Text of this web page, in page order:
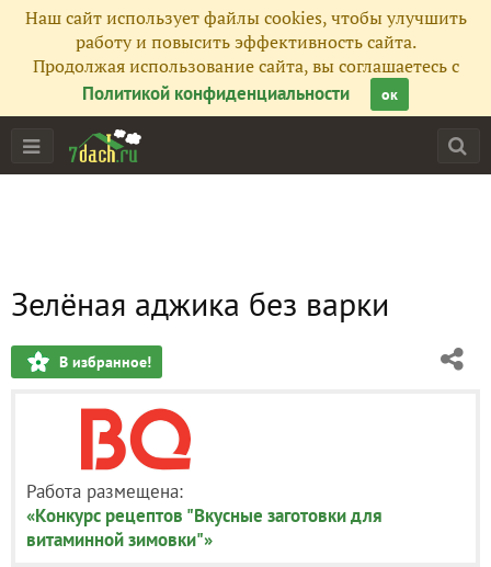
Наш сайт использует файлы cookies, чтобы улучшить
работу и повысить эффективность сайта.
Продолжая использование сайта, вы соглашаетесь с
Политикой конфиденциальности
ок
Зелёная аджика без варки
В избранное!
Работа размещена:
«Конкурс рецептов "Вкусные заготовки для
витаминной зимовки"»